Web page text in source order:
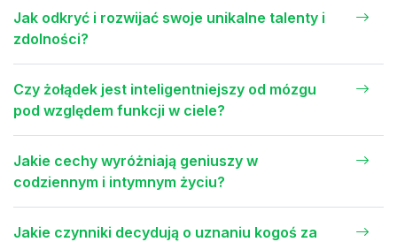
Jak odkryć i rozwijać swoje unikalne talenty i
zdolności?
Czy żołądek jest inteligentniejszy od mózgu
pod względem funkcji w ciele?
Jakie cechy wyróżniają geniuszy w
codziennym i intymnym życiu?
Jakie czynniki decydują o uznaniu kogoś za